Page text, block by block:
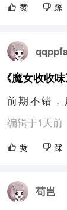
赞 踩
《魔女收收味
前期不错，
编辑于1天前
赞 踩
苟岂